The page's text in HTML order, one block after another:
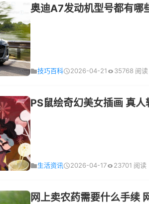
奥迪A7发动机型号都有哪
技巧百科 2026-04-21 35768 阅读
PS鼠绘奇幻美女插画 真
生活资讯 2026-04-17 23701 阅读
网上卖农药需要什么手续